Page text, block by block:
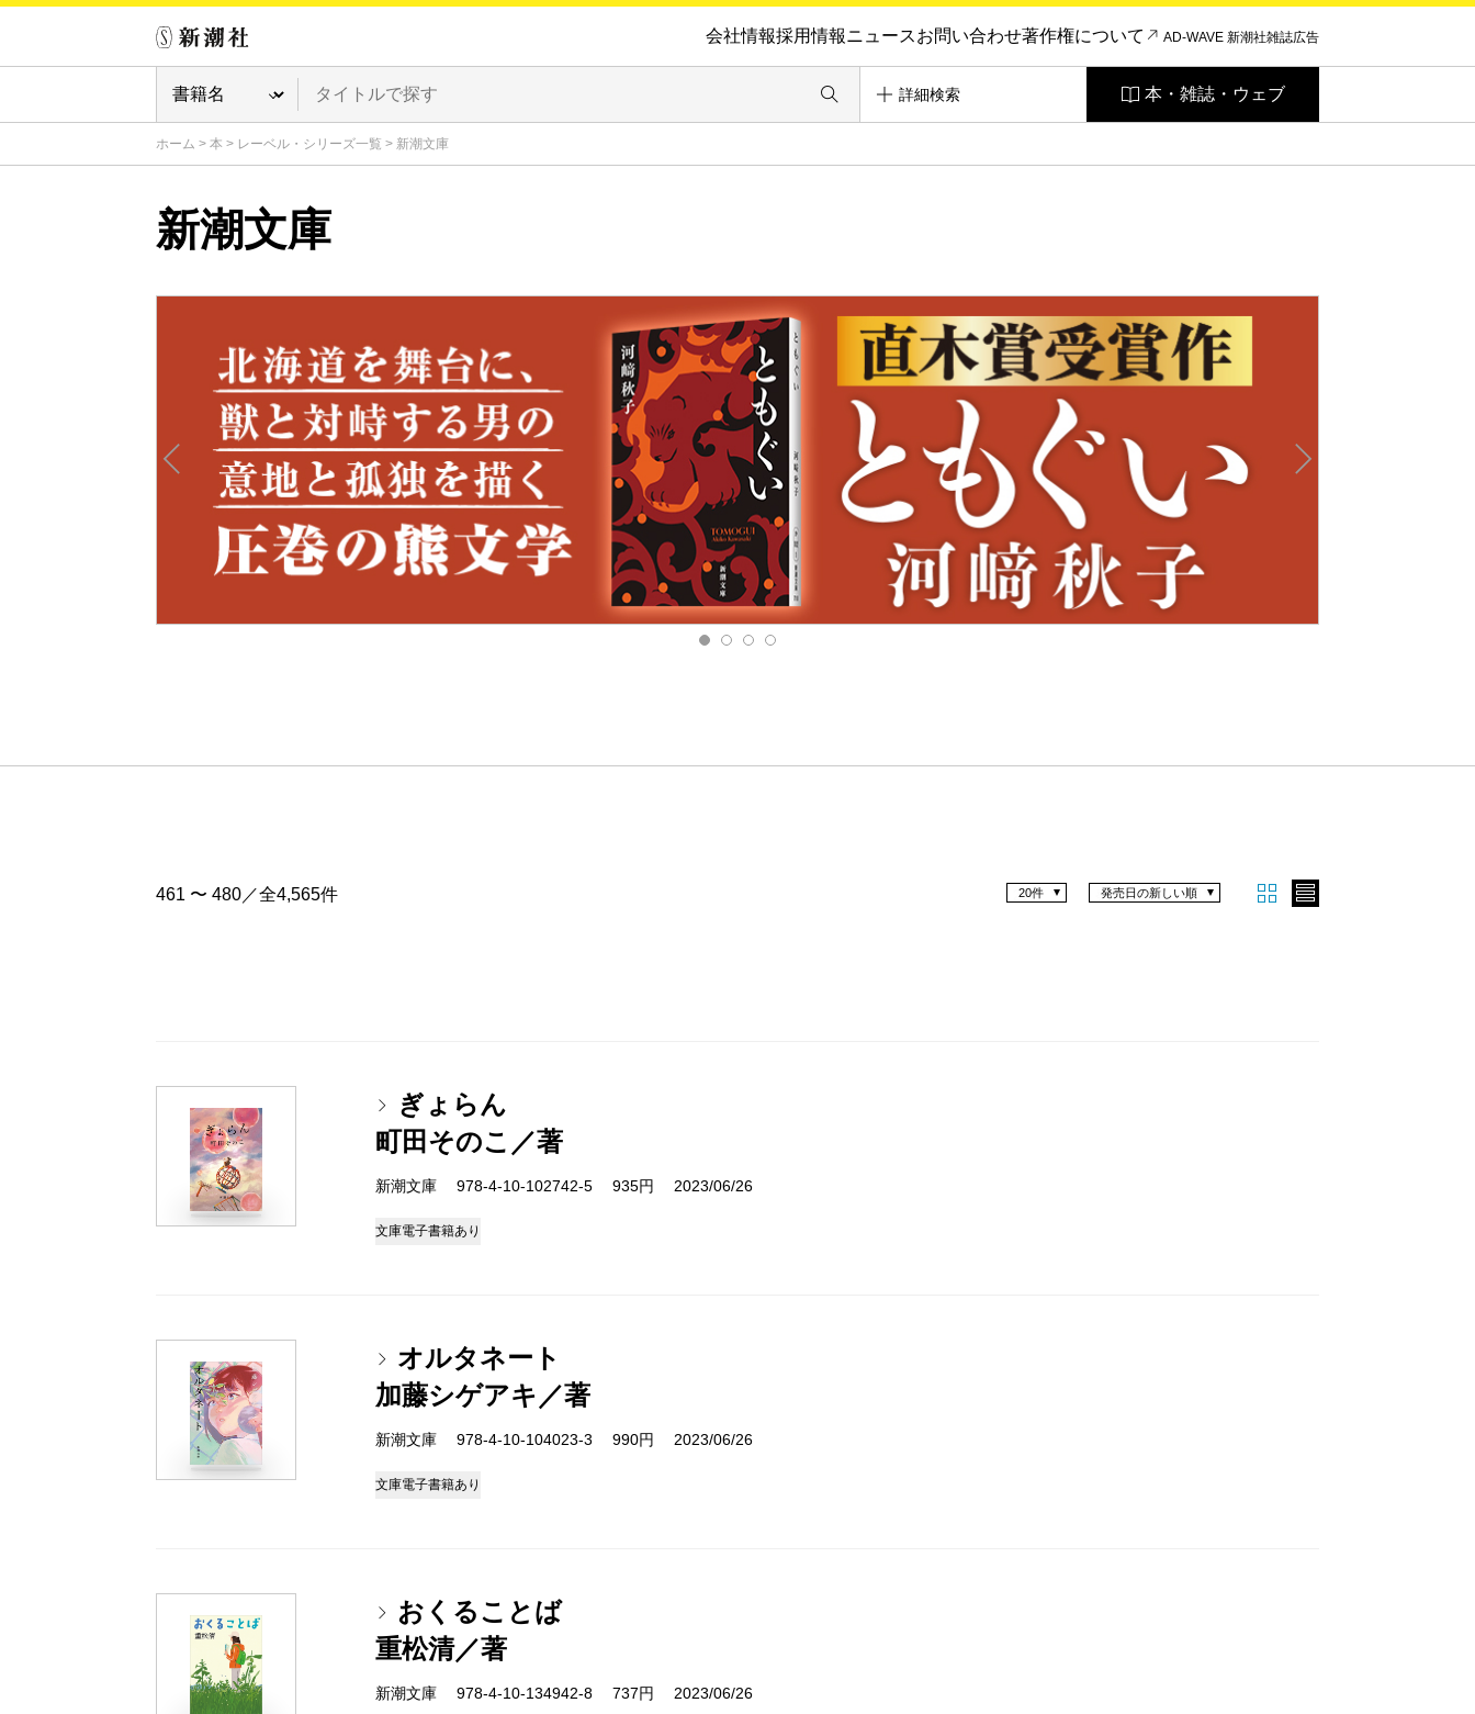
会社情報採用情報ニュースお問い合わせ著作権について AD-WAVE 新潮社雑誌広告
詳細検索 本・雑誌・ウェブ
ホーム > 本 > レーベル・シリーズ一覧 > 新潮文庫
新潮文庫
461 〜 480／全4,565件 発売日の新しい順
20件
ぎょらん
町田そのこ／著
新潮文庫 978-4-10-102742-5 935円 2023/06/26
文庫電子書籍あり
オルタネート
加藤シゲアキ／著
新潮文庫 978-4-10-104023-3 990円 2023/06/26
文庫電子書籍あり
おくることば
重松清／著
新潮文庫 978-4-10-134942-8 737円 2023/06/26